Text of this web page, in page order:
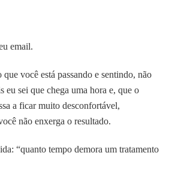
email.
você está passando e sentindo, não
eu sei que chega uma hora e, que o
a ficar muito desconfortável,
não enxerga o resultado.
“quanto tempo demora um tratamento